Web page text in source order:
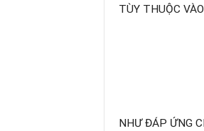
TÙY THUỘC
NHƯ ĐÁP ỨNG